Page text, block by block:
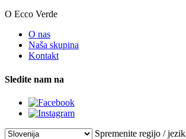
O Ecco Verde
O nas
Naša skupina
Kontakt
Sledite nam na
Spremenite regijo / jezik